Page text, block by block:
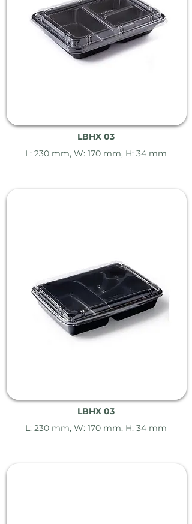
LBHX 03
L: 230 mm, W: 170 mm, H: 34 mm
LBHX 03
L: 230 mm, W: 170 mm, H: 34 mm